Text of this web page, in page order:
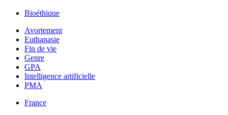
Bioéthique
Avortement
Euthanasie
Fin de vie
Genre
GPA
Intelligence artificielle
PMA
France